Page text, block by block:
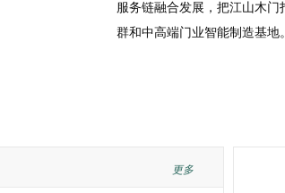
服务链融合发展，把江山木
群和中高端门业智能制造基地。
更多
江山市全品世纪门业有限公